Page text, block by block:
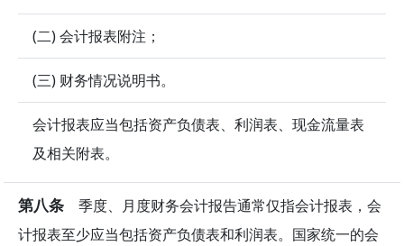
(二) 会计报表附注；
(三) 财务情况说明书。
会计报表应当包括资产负债表、利润表、现金流量表
及相关附表。
第八条 季度、月度财务会计报告通常仅指会计报表，会
计报表至少应当包括资产负债表和利润表。国家统一的会